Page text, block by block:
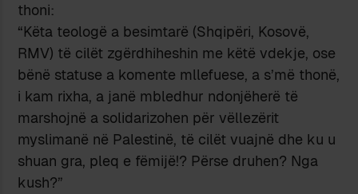
thoni:
“Këta teologë a besimtarë (Shqipëri, Kosovë,
RMV) të cilët zgërdhiheshin me këtë vdekje, ose
bënë statuse a komente mllefuese, a s’më thonë,
i kam rixha, a janë mbledhur ndonjëherë të
marshojnë a solidarizohen për vëllezërit
myslimanë në Palestinë, të cilët vuajnë dhe ku u
shuan gra, pleq e fëmijë!? Përse druhen? Nga
kush?”